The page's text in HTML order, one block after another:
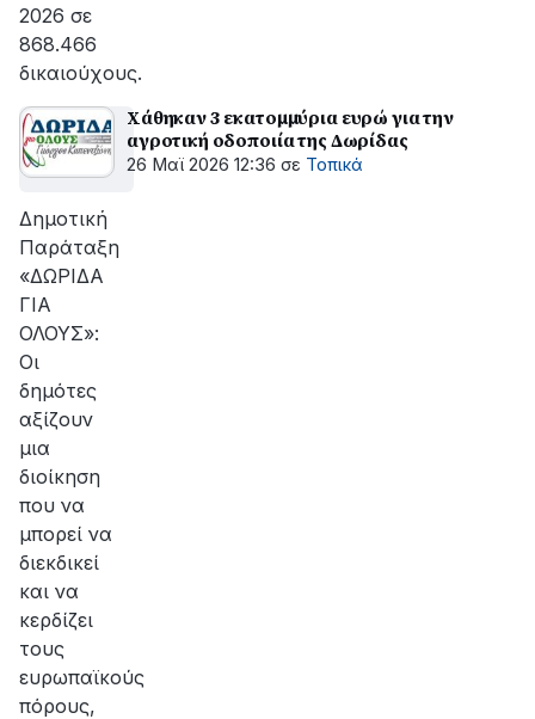
2026 σε
868.466
δικαιούχους.
Χάθηκαν 3 εκατομμύρια ευρώ για την
αγροτική οδοποιία της Δωρίδας
26 Μαϊ 2026 12:36 σε Τοπικά
Δημοτική
Παράταξη
«ΔΩΡΙΔΑ
ΓΙΑ
ΟΛΟΥΣ»:
Οι
δημότες
αξίζουν
μια
διοίκηση
που να
μπορεί να
διεκδικεί
και να
κερδίζει
τους
ευρωπαϊκούς
πόρους,